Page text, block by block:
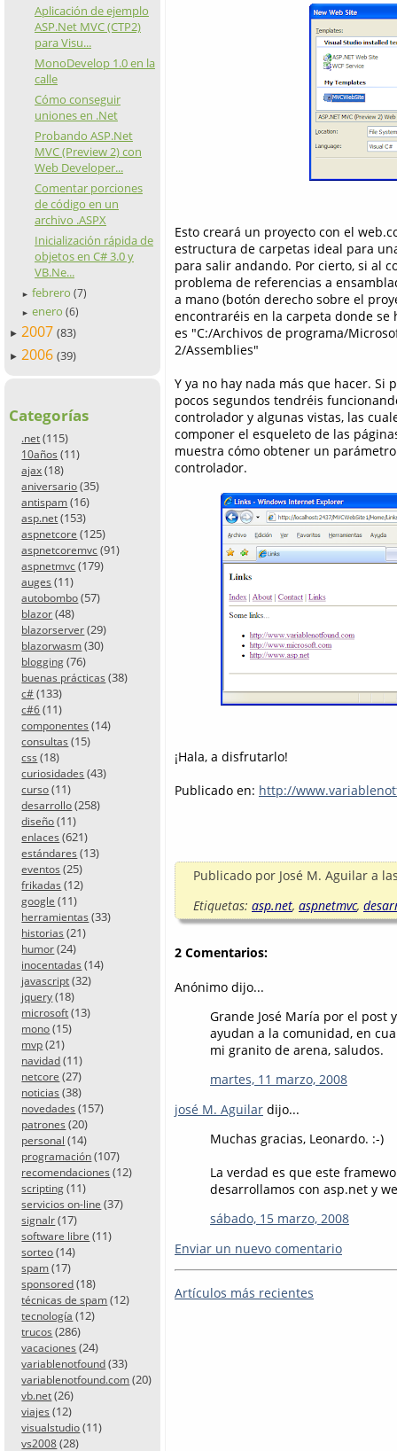
Aplicación de ejemplo
ASP.Net MVC (CTP2)
para Visu...
MonoDevelop 1.0 en la
calle
Cómo conseguir
uniones en .Net
Probando ASP.Net
MVC (Preview 2) con
Web Developer...
Comentar porciones
de código en un
archivo .ASPX
Inicialización rápida de
objetos en C# 3.0 y
VB.Ne...
► febrero (7)
► enero (6)
► 2007 (83)
► 2006 (39)
Categorías
.net (115)
10años (11)
ajax (18)
aniversario (35)
antispam (16)
asp.net (153)
aspnetcore (125)
aspnetcoremvc (91)
aspnetmvc (179)
auges (11)
autobombo (57)
blazor (48)
blazorserver (29)
blazorwasm (30)
blogging (76)
buenas prácticas (38)
c# (133)
c#6 (11)
componentes (14)
consultas (15)
css (18)
curiosidades (43)
curso (11)
desarrollo (258)
diseño (11)
enlaces (621)
estándares (13)
eventos (25)
frikadas (12)
google (11)
herramientas (33)
historias (21)
humor (24)
inocentadas (14)
javascript (32)
jquery (18)
microsoft (13)
mono (15)
mvp (21)
navidad (11)
netcore (27)
noticias (38)
novedades (157)
patrones (20)
personal (14)
programación (107)
recomendaciones (12)
scripting (11)
servicios on-line (37)
signalr (17)
software libre (11)
sorteo (14)
spam (17)
sponsored (18)
técnicas de spam (12)
tecnología (12)
trucos (286)
vacaciones (24)
variablenotfound (33)
variablenotfound.com (20)
vb.net (26)
viajes (12)
visualstudio (11)
vs2008 (28)
Esto creará un proyecto con el
estructura de carpetas ideal para
para salir andando. Por cierto, si al
problema de referencias a
a mano (botón derecho sobre el
encontraréis en la carpeta donde se
es "C:/Archivos de programa/
2/Assemblies"
Y ya no hay nada más que hacer. Si
pocos segundos tendréis
controlador y algunas vistas, las
componer el esqueleto de las
muestra cómo obtener un
controlador.
¡Hala, a disfrutarlo!
Publicado en: http://
Publicado por José M. Aguilar a
Etiquetas: asp.net, aspnetmvc,
2 Comentarios:
Anónimo dijo...
Grande José María por el post
ayudan a la comunidad, en
mi granito de arena, saludos.
martes, 11 marzo, 2008
josé M. Aguilar dijo...
Muchas gracias, Leonardo. :-)
La verdad es que este
desarrollamos con asp.net y
sábado, 15 marzo, 2008
Enviar un nuevo comentario
Artículos más recientes